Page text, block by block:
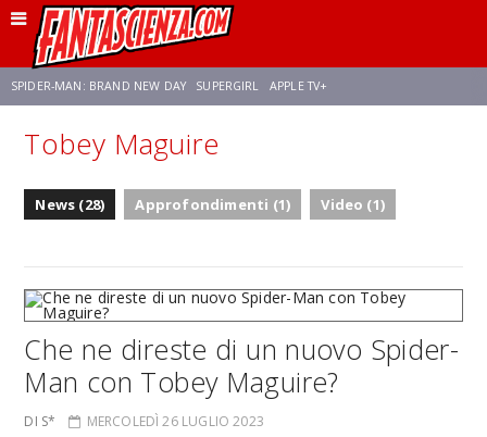
SPIDER-MAN: BRAND NEW DAY SUPERGIRL APPLE TV+
FRANCO RICCIARDIELLO ZENDAYA
Tobey Maguire
News (28) Approfondimenti (1) Video (1)
Che ne direste di un nuovo Spider-
Man con Tobey Maguire?
DI S* MERCOLEDÌ 26 LUGLIO 2023